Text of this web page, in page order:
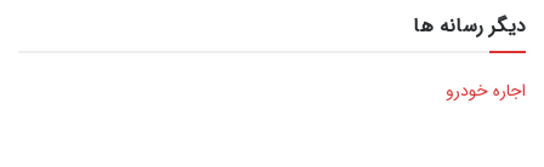
دیگر رسانه ها
اجاره خودرو